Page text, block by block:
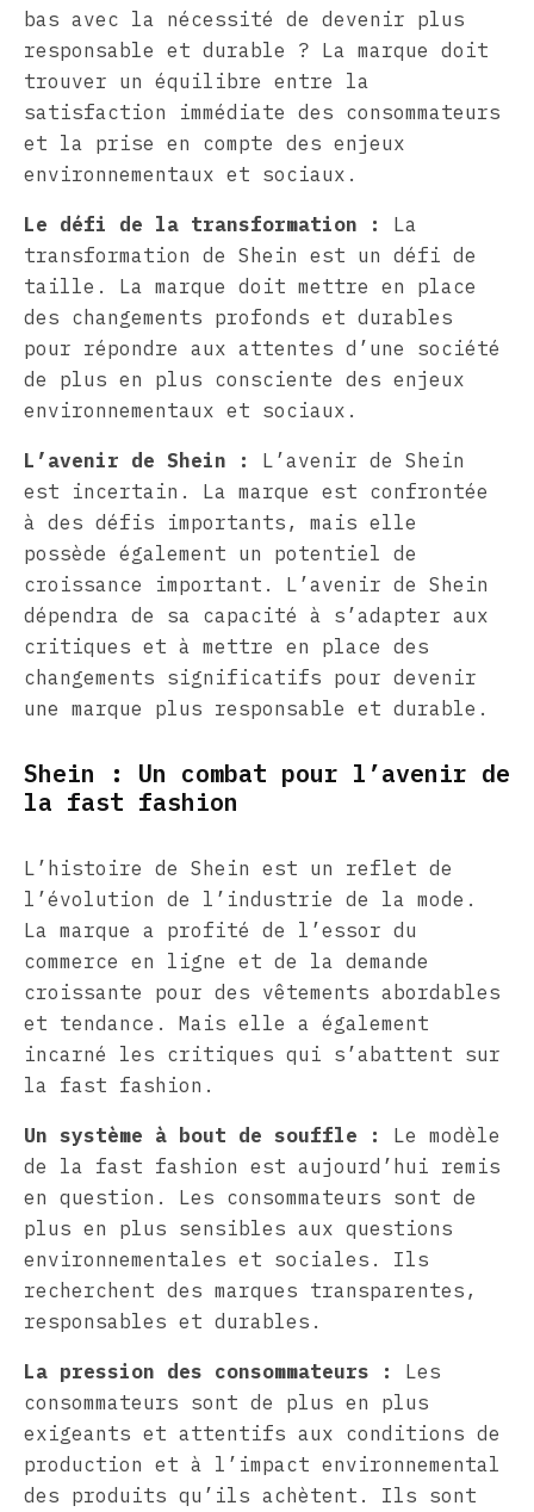
bas avec la nécessité de devenir plus
responsable et durable ? La marque doit
trouver un équilibre entre la
satisfaction immédiate des consommateurs
et la prise en compte des enjeux
environnementaux et sociaux.
Le défi de la transformation :
La
transformation de Shein est un défi de
taille. La marque doit mettre en place
des changements profonds et durables
pour répondre aux attentes d’une société
de plus en plus consciente des enjeux
environnementaux et sociaux.
L’avenir de Shein :
L’avenir de Shein
est incertain. La marque est confrontée
à des défis importants, mais elle
possède également un potentiel de
croissance important. L’avenir de Shein
dépendra de sa capacité à s’adapter aux
critiques et à mettre en place des
changements significatifs pour devenir
une marque plus responsable et durable.
Shein : Un combat pour l’avenir de
la fast fashion
L’histoire de Shein est un reflet de
l’évolution de l’industrie de la mode.
La marque a profité de l’essor du
commerce en ligne et de la demande
croissante pour des vêtements abordables
et tendance. Mais elle a également
incarné les critiques qui s’abattent sur
la fast fashion.
Un système à bout de souffle :
Le modèle
de la fast fashion est aujourd’hui remis
en question. Les consommateurs sont de
plus en plus sensibles aux questions
environnementales et sociales. Ils
recherchent des marques transparentes,
responsables et durables.
La pression des consommateurs :
Les
consommateurs sont de plus en plus
exigeants et attentifs aux conditions de
production et à l’impact environnemental
des produits qu’ils achètent. Ils sont